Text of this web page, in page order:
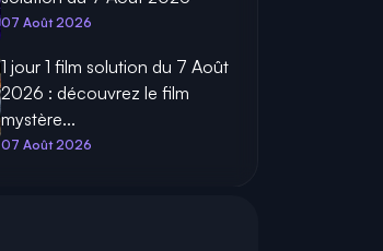
07 Août 2026
1 jour 1 film solution du 7 Août
2026 : découvrez le film
mystère...
07 Août 2026